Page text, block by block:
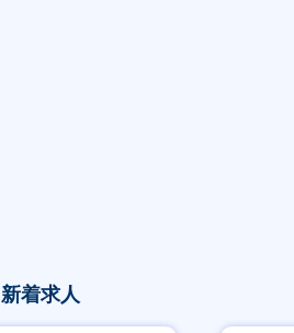
新着求人